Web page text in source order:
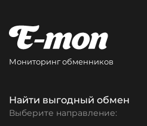
Мониторинг обменников
Найти выгодный обмен
Выберите направление: